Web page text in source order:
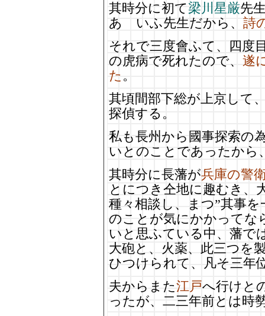
其時分に初て梁川星厳先
あゝいふ先生だから、 詩
それで三度會ふて、四度
の虎病で死れたので、 遂
た 。
其頃間部下総が上京して
探偵する。
私も長州から國事探索の
いとのことであったから
其時分に長藩が兵庫の警
とにつき仝地に趣むき、
種々相談し、まつ”其事
のことが気にかかってな
いと思ふている中、藩で
大砲と、火薬、此三つを
ひつけられて、凡そ三年
夫からまた江戸へ行けと
ったが、二三年前とは時